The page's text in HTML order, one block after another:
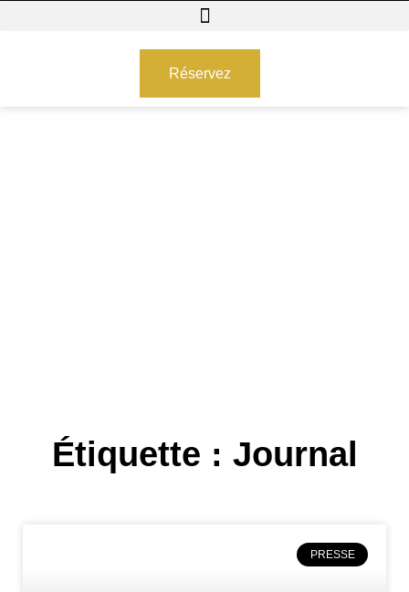
Réservez
Étiquette : Journal
PRESSE